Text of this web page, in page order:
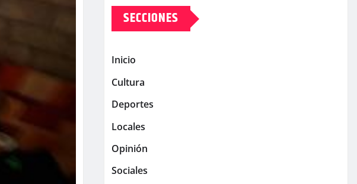
SECCIONES
Inicio
Cultura
Deportes
Locales
Opinión
Sociales